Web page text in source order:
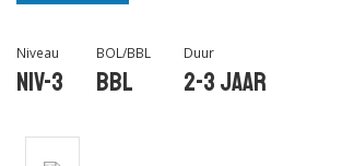
Niveau
Niv-3
BOL/BBL
BBL
Duur
2-3 jaar